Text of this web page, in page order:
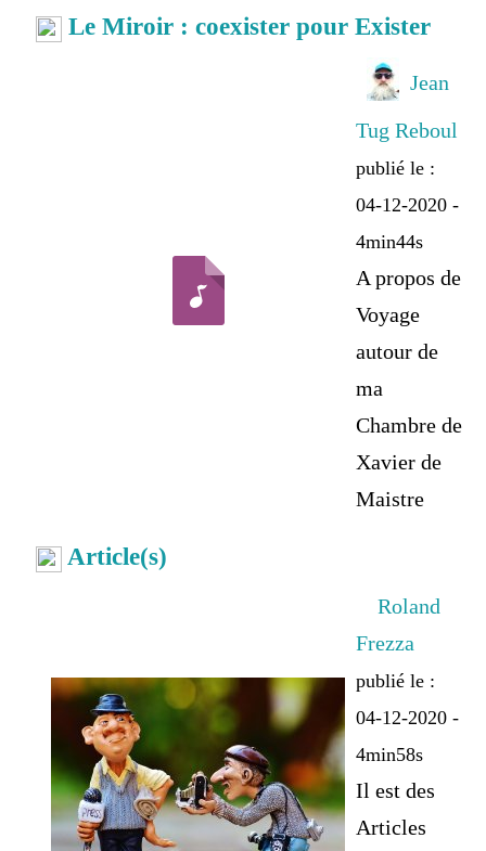
Le Miroir : coexister pour Exister
Jean
Tug Reboul
publié le :
04-12-2020 -
4min44s
A propos de
Voyage
autour de
ma
Chambre de
Xavier de
Maistre
Article(s)
Roland
Frezza
publié le :
04-12-2020 -
4min58s
Il est des
Articles